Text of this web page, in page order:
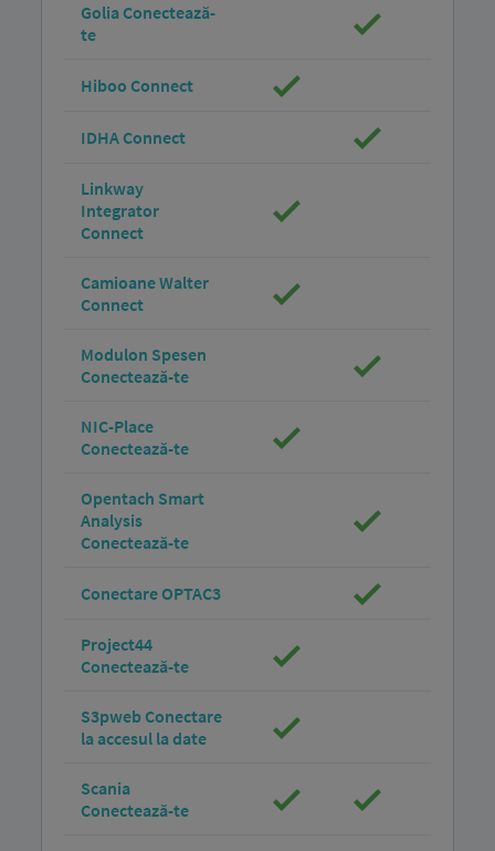
Golia Conectează-
te
Hiboo Connect
IDHA Connect
Linkway
Integrator
Connect
Camioane Walter
Connect
Modulon Spesen
Conectează-te
NIC-Place
Conectează-te
Opentach Smart
Analysis
Conectează-te
Conectare OPTAC3
Project44
Conectează-te
S3pweb Conectare
la accesul la date
Scania
Conectează-te